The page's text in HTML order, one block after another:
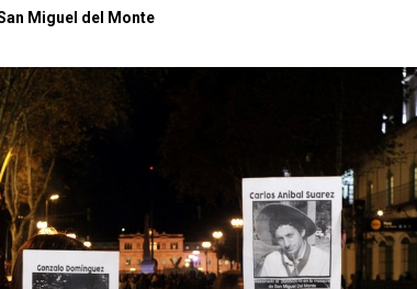
Miguel del Monte